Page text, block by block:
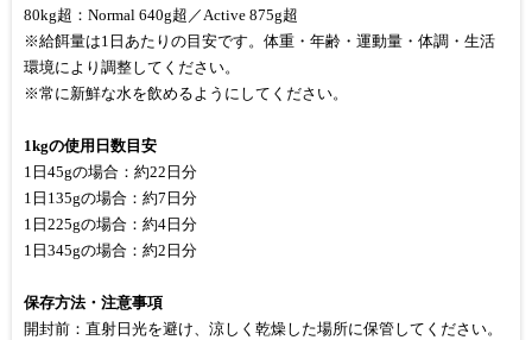
80kg超：Normal 640g超／Active 875g超
※給餌量は1日あたりの目安です。体重・年齢・運動量・体調・生活
環境により調整してください。
※常に新鮮な水を飲めるようにしてください。
1kgの使用日数目安
1日45gの場合：約22日分
1日135gの場合：約7日分
1日225gの場合：約4日分
1日345gの場合：約2日分
保存方法・注意事項
開封前：直射日光を避け、涼しく乾燥した場所に保管してください。